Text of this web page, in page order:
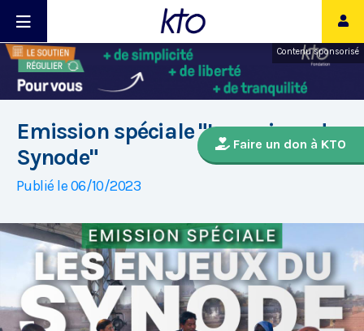
Contenu sponsorisé
Faire un don à KTO
Emission spéciale "Les enjeux du
Synode"
Publié le 06/10/2023